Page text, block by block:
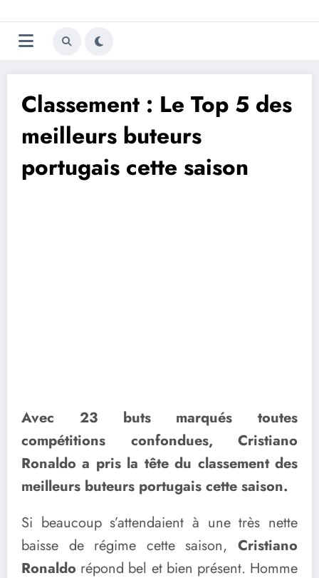
au
contenu
Trivela
L'actualité du football
Classement : Le Top 5 des
meilleurs buteurs
portugais cette saison
Avec 23 buts marqués toutes
compétitions confondues, Cristiano
Ronaldo a pris la tête du classement des
meilleurs buteurs portugais cette saison.
Si beaucoup s’attendaient à une très nette
baisse de régime cette saison, Cristiano
Ronaldo répond bel et bien présent. Homme